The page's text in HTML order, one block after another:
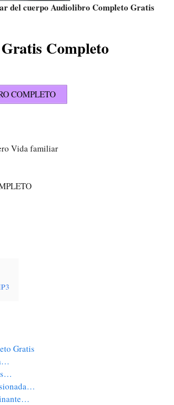
del cuerpo Audiolibro Completo Gratis
Completo
COMPLETO
Vida familiar
Gratis